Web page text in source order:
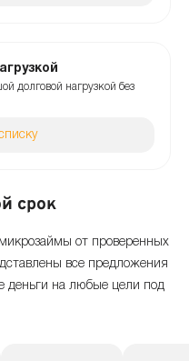
долговой нагрузкой без
срок
от проверенных
все предложения
деньги на любые цели под